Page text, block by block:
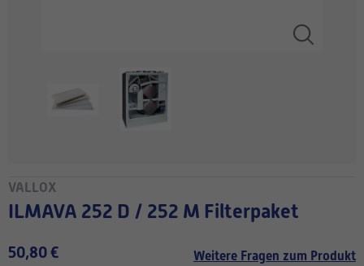
VALLOX
ILMAVA 252 D / 252 M Filterpaket
50,80 € Weitere Fragen zum Produkt